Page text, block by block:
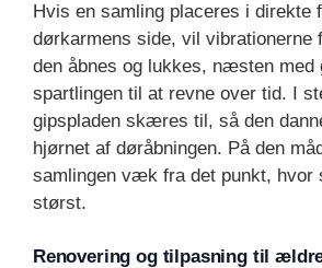
Hvis en samling placeres i direkte
dørkarmens side, vil vibrationerne
den åbnes og lukkes, næsten med
spartlingen til at revne over tid. I
gipspladen skæres til, så den
hjørnet af døråbningen. På den
samlingen væk fra det punkt, hvor
størst.
Renovering og tilpasning til